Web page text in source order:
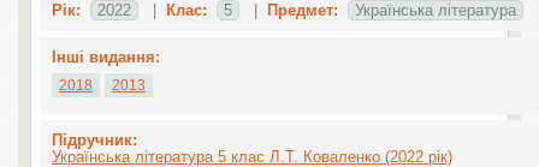
Рік: 2022 Клас: 5 Предмет: Українська література
Інші видання:
2018 2013
Підручник:
Українська література 5 клас Л.Т. Коваленко (2022 рік)